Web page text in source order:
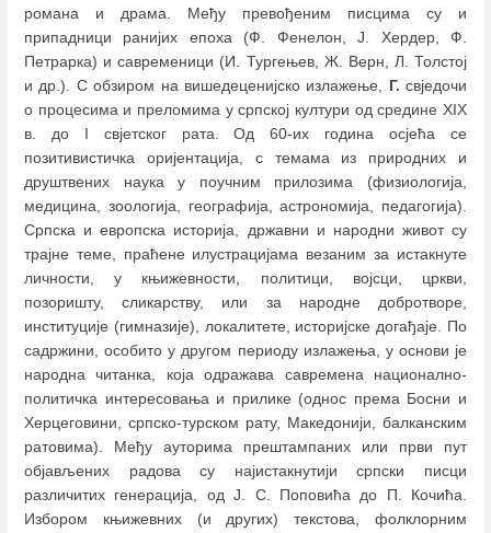
романа и драма. Међу превођеним писцима су и
припадници ранијих епоха (Ф. Фенелон, Ј. Хердер, Ф.
Петрарка) и савременици (И. Тургењев, Ж. Верн, Л. Толстој
и др.). С обзиром на вишедеценијско излажење, Г. свједочи
о процесима и преломима у српској култури од средине XIX
в. до I свјетског рата. Од 60-их година осјећа се
позитивистичка оријентација, с темама из природних и
друштвених наука у поучним прилозима (физиологија,
медицина, зоологија, географија, астрономија, педагогија).
Српска и европска историја, државни и народни живот су
трајне теме, праћене илустрацијама везаним за истакнуте
личности, у књижевности, политици, војсци, цркви,
позоришту, сликарству, или за народне добротворе,
институције (гимназије), локалитете, историјске догађаје. По
садржини, особито у другом периоду излажења, у основи је
народна читанка, која одражава савремена национално-
политичка интересовања и прилике (однос према Босни и
Херцеговини, српско-турском рату, Македонији, балканским
ратовима). Међу ауторима прештампаних или први пут
објављених радова су најистакнутији српски писци
различитих генерација, од Ј. С. Поповића до П. Кочића.
Избором књижевних (и других) текстова, фолклорним